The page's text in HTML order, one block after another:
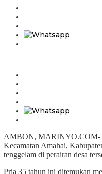
AMBON, MARINYO.COM-
Kecamatan Amahai,
tenggelam di perairan desa
Pria 35 tahun ini ditemukan